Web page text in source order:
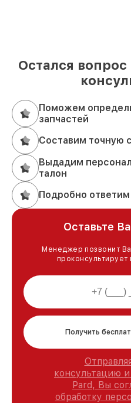
Остался
Поможем
запчастей
Составим точную
Выдадим
талон
Подробно
Оставьте
Менеджер позвонит
Получить
консультацию
Pard, Вы
обработку